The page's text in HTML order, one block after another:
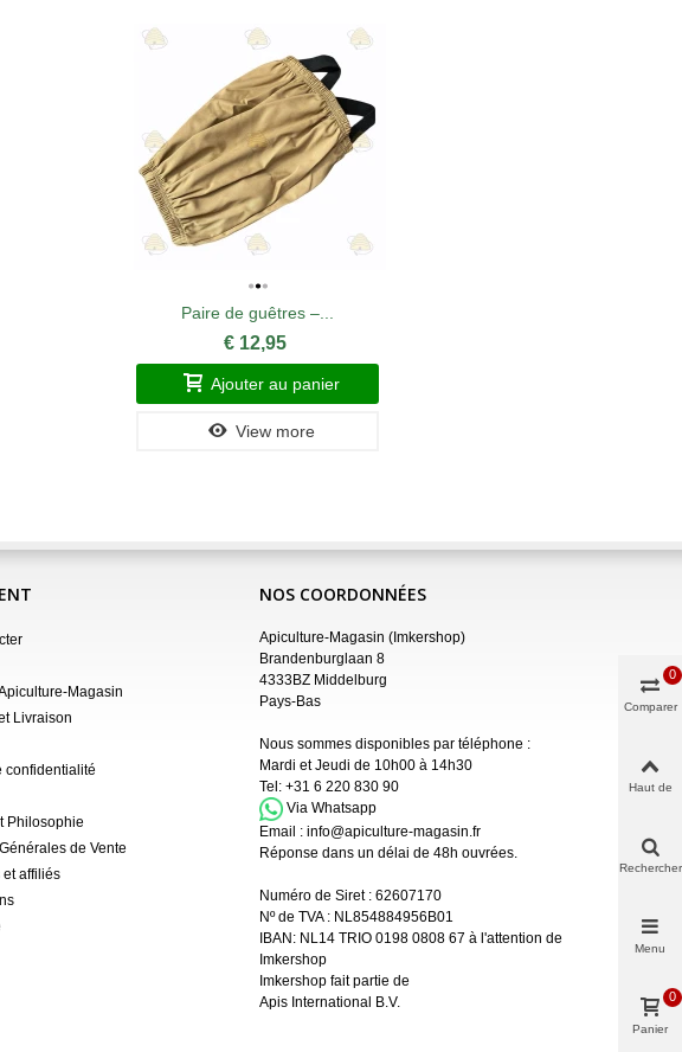
Paire de guêtres –...
€ 12,95
Ajouter au panier
View more
Magasin
Livraison
confidentialité
Philosophie
de Vente
et affiliés
NOS COORDONNÉES
Apiculture-Magasin (Imkershop)
Brandenburglaan 8
4333BZ Middelburg
Pays-Bas
Nous sommes disponibles par téléphone :
Mardi et Jeudi de 10h00 à 14h30
Tel: +31 6 220 830 90
Via Whatsapp
Email : info@apiculture-magasin.fr
Réponse dans un délai de 48h ouvrées.
Numéro de Siret : 62607170
Nº de TVA : NL854884956B01
IBAN: NL14 TRIO 0198 0808 67 à l'attention de
Imkershop
Imkershop fait partie de
Apis International B.V.
Comparer
0
Haut de
Rechercher
Menu
Panier
0